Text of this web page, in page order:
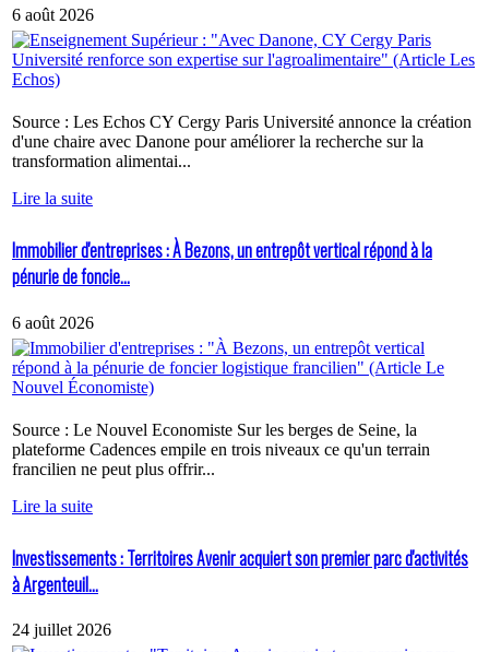
6 août 2026
Source : Les Echos CY Cergy Paris Université annonce la création
d'une chaire avec Danone pour améliorer la recherche sur la
transformation alimentai...
Lire la suite
Immobilier d'entreprises : À Bezons, un entrepôt vertical répond à la
pénurie de foncie...
6 août 2026
Source : Le Nouvel Economiste Sur les berges de Seine, la
plateforme Cadences empile en trois niveaux ce qu'un terrain
francilien ne peut plus offrir...
Lire la suite
Investissements : Territoires Avenir acquiert son premier parc d'activités
à Argenteuil...
24 juillet 2026